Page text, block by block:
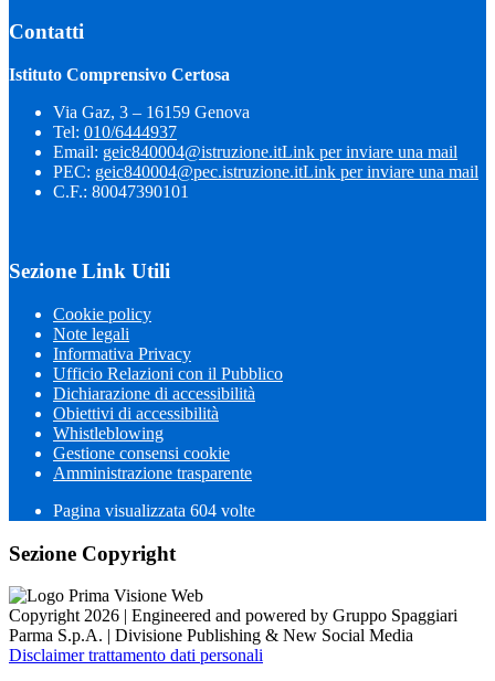
Contatti
Istituto Comprensivo Certosa
Via Gaz, 3 – 16159 Genova
Tel: 010/6444937
Email: geic840004@istruzione.itLink per inviare una mail
PEC: geic840004@pec.istruzione.itLink per inviare una mail
C.F.: 80047390101
Sezione Link Utili
Cookie policy
Note legali
Informativa Privacy
Ufficio Relazioni con il Pubblico
Dichiarazione di accessibilità
Obiettivi di accessibilità
Whistleblowing
Gestione consensi cookie
Amministrazione trasparente
Pagina visualizzata 604 volte
Sezione Copyright
Copyright 2026 | Engineered and powered by Gruppo Spaggiari
Parma S.p.A. | Divisione Publishing & New Social Media
Disclaimer trattamento dati personali